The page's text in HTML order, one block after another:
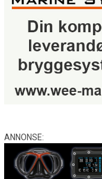
ANNONSE: